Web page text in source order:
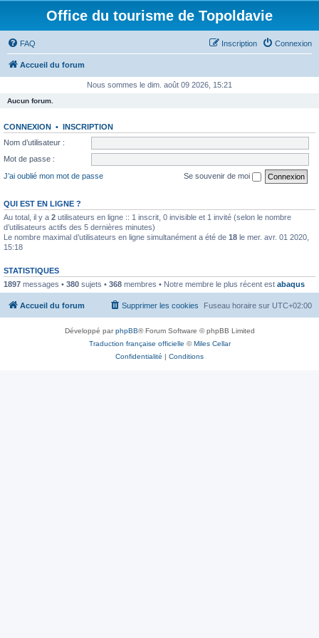
Office du tourisme de Topoldavie
FAQ Connexion
Inscription
Accueil du forum
Nous sommes le dim. août 09 2026, 15:21
Aucun forum.
CONNEXION • INSCRIPTION
Nom d’utilisateur :
Mot de passe :
J’ai oublié mon mot de passe
Se souvenir de moi
QUI EST EN LIGNE ?
Au total, il y a 2 utilisateurs en ligne :: 1 inscrit, 0 invisible et 1 invité (selon le nombre
d’utilisateurs actifs des 5 dernières minutes)
Le nombre maximal d’utilisateurs en ligne simultanément a été de 18 le mer. avr. 01 2020,
15:18
STATISTIQUES
1897 messages • 380 sujets • 368 membres • Notre membre le plus récent est abaqus
Accueil du forum Fuseau horaire sur UTC+02:00
Supprimer les cookies
Développé parphpBB® Forum Software © phpBB Limited
Traduction française officielle ©Miles Cellar
Confidentialité | Conditions